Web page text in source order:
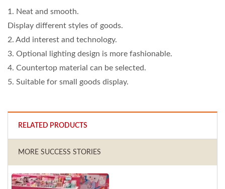
1. Neat and smooth.
Display different styles of goods.
2. Add interest and technology.
3. Optional lighting design is more fashionable.
4. Countertop material can be selected.
5. Suitable for small goods display.
RELATED PRODUCTS
MORE SUCCESS STORIES